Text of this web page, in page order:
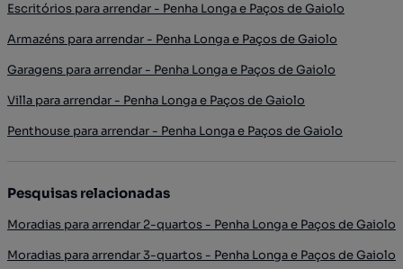
Escritórios para arrendar - Penha Longa e Paços de Gaiolo
Armazéns para arrendar - Penha Longa e Paços de Gaiolo
Garagens para arrendar - Penha Longa e Paços de Gaiolo
Villa para arrendar - Penha Longa e Paços de Gaiolo
Penthouse para arrendar - Penha Longa e Paços de Gaiolo
Pesquisas relacionadas
Moradias para arrendar 2-quartos - Penha Longa e Paços de Gaiolo
Moradias para arrendar 3-quartos - Penha Longa e Paços de Gaiolo